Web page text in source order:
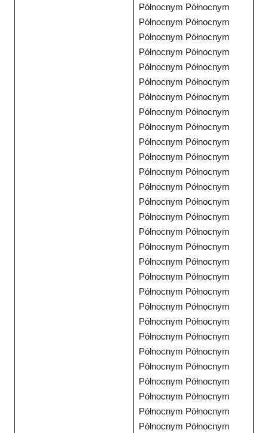
Północnym Północnym
Północnym Północnym
Północnym Północnym
Północnym Północnym
Północnym Północnym
Północnym Północnym
Północnym Północnym
Północnym Północnym
Północnym Północnym
Północnym Północnym
Północnym Północnym
Północnym Północnym
Północnym Północnym
Północnym Północnym
Północnym Północnym
Północnym Północnym
Północnym Północnym
Północnym Północnym
Północnym Północnym
Północnym Północnym
Północnym Północnym
Północnym Północnym
Północnym Północnym
Północnym Północnym
Północnym Północnym
Północnym Północnym
Północnym Północnym
Północnym Północnym
Północnym Północnym